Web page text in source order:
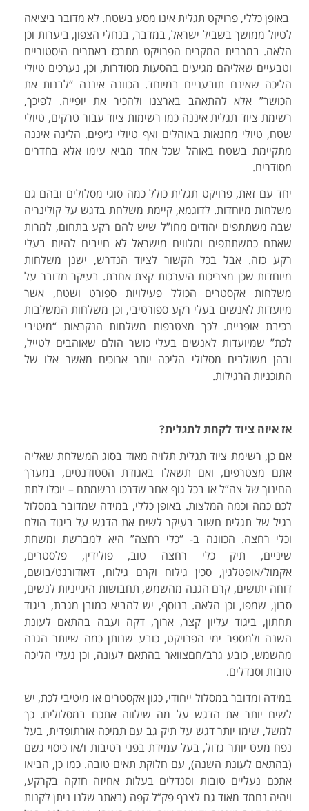
באופן כללי, פרויקט תגלית אינו מסע בשטח. לא מדובר ביציאה
לטיול ממושך בשביל ישראל, במדבר, בנחלי הצפון, ביערות וכן
הלאה. במרבית המקרים הפרויקט מתרכז באתרים היסטוריים
וטבעיים שאליהם מגיעים בהסעות מסודרות, וכן, נערכים טיולי
הליכה שאינם תובעניים במיוחד. הכוונה איננה “לבנות את
הכושר” אלא להתאהב בארצנו ולהכיר את יופייה. לפיכך,
רשימת ציוד תגלית איננה כמו רשימות ציוד עבור טרקים, טיולי
שטח, טיולי מחנאות באוהלים ואף טיולי ג’יפים. הלינה איננה
מתקיימת בשטח באוהל שכל אחד מביא עימו אלא בחדרים
מסודרים.
יחד עם זאת, פרויקט תגלית כולל כמה סוגי מסלולים ובהם גם
משלחות מיוחדות. לדוגמא, קיימת משלחת בדגש על קולינריה
שבה משתתפים יהודים מחו”ל שיש להם רקע בתחום, למרות
שאתם כמשתתפים ומלווים מישראל לא חייבים להיות בעלי
רקע כזה. אבל בכל הקשור לציוד הנדרש, ישנן משלחות
מיוחדות שכן מצריכות היערכות קצת אחרת. בעיקר מדובר על
משלחות אקסטרים הכולל פעילויות ספורט ושטח, אשר
מיועדות לאנשים בעלי רקע ספורטיבי, וכן משלחות המשלבות
רכיבת אופניים. לכך מצטרפות משלחות הנקראות “מיטיבי
לכת” שמיועדות לאנשים בעלי כושר הולם שאוהבים לטייל,
ובהן משולבים מסלולי הליכה יותר ארוכים מאשר אלו של
התוכניות הרגילות.
אז איזה ציוד לקחת לתגלית?
אם כן, רשימת ציוד תגלית תלויה מאוד בסוג המשלחת שאליה
אתם מצטרפים, ואם תשאלו באגודת הסטודנטים, במערך
החינוך של צה”ל או בכל גוף אחר שדרכו נרשמתם – יוכלו לתת
לכם כמה וכמה המלצות. באופן כללי, במידה שמדובר במסלול
רגיל של תגלית חשוב בעיקר לשים את הדגש על ביגוד הולם
וכלי רחצה. הכוונה ב- “כלי רחצה” היא למברשת ומשחת
שיניים, תיק כלי רחצה טוב, פולידין, פלסטרים,
אקמול/אופטלגין, סכין גילוח וקרם גילוח, דאודורנט/בושם,
דוחה יתושים, קרם הגנה מהשמש, תחבושות היגייניות לנשים,
סבון, שמפו, וכן הלאה. בנוסף, יש להביא כמובן מגבת, ביגוד
תחתון, ביגוד עליון קצר, ארוך, דקה ועבה בהתאם לעונת
השנה ולמספר ימי הפרויקט, כובע שנותן כמה שיותר הגנה
מהשמש, כובע גרב/חםצוואר בהתאם לעונה, וכן נעלי הליכה
טובות וסנדלים.
במידה ומדובר במסלול ייחודי, כגון אקסטרים או מיטיבי לכת, יש
לשים יותר את הדגש על מה שילווה אתכם במסלולים. כך
למשל, שימו יותר דגש על תיק גב עם תמיכה אורתופדית, בעל
נפח מעט יותר גדול, בעל עמידת בפני רטיבות ו/או כיסוי גשם
(בהתאם לעונת השנה), עם חלוקת תאים טובה. כמו כן, הביאו
אתכם נעליים טובות וסנדלים בעלות אחיזה חזקה בקרקע,
ויהיה נחמד מאוד גם לצרף פק”ל קפה (באתר שלנו ניתן לקנות